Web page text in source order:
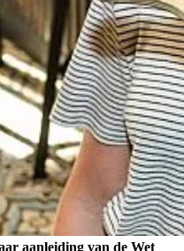
aanleiding van de Wet